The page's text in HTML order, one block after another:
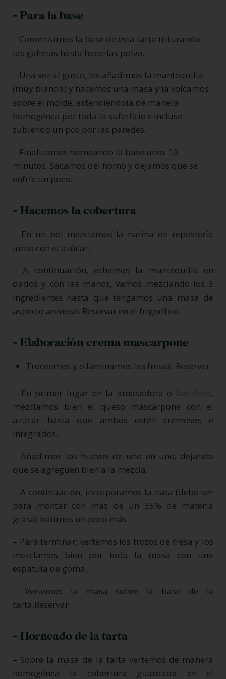
- Para la base
– Comenzamos la base de esta tarta triturando
las galletas hasta hacerlas polvo.
– Una vez al gusto, les añadimos la mantequilla
(muy blanda) y hacemos una masa y la volcamos
sobre el molde, extendiéndola de manera
homogénea por toda la suferficie e incluso
subiendo un pco por las paredes.
– Finalizamos horneando la base unos 10
minutos. Sacamos del horno y dejamos que se
enfríe un poco.
- Hacemos la cobertura
– En un bol mezclamos la harina de repostería
junto con el azúcar.
– A continuación, echamos la mantequilla en
dados y con las manos, vamos mezclando los 3
ingredientes hasta que tengamos una masa de
aspecto arenoso. Reservar en el frigorífico.
- Elaboración crema mascarpone
Troceamos y o laminamos las fresas. Reservar.
– En primer lugar en la amasadora o batidora,
mezclamos bien el queso mascarpone con el
azúcar hasta que ambos estén cremosos e
integrados.
– Añadimos los huevos de uno en uno, dejando
que se agreguen bien a la mezcla.
– A continuación, incorporamos la nata (debe ser
para montar con más de un 35% de materia
grasa) batimos un poco más.
– Para terminar, vertemos los trozos de fresa y los
mezclamos bien por toda la masa con una
espátula de goma.
– Vertemos la masa sobre la base de la
tarta.Reservar.
- Horneado de la tarta
– Sobre la masa de la tarta vertemos de manera
homogénea la cobertura guardada en el